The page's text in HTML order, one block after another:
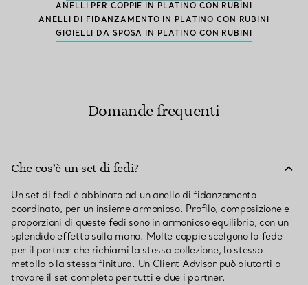
ANELLI PER COPPIE IN PLATINO CON RUBINI
ANELLI DI FIDANZAMENTO IN PLATINO CON RUBINI
GIOIELLI DA SPOSA IN PLATINO CON RUBINI
Domande frequenti
Che cos’è un set di fedi?
Un set di fedi è abbinato ad un anello di fidanzamento
coordinato, per un insieme armonioso. Profilo, composizione e
proporzioni di queste fedi sono in armonioso equilibrio, con un
splendido effetto sulla mano. Molte coppie scelgono la fede
per il partner che richiami la stessa collezione, lo stesso
metallo o la stessa finitura. Un Client Advisor può aiutarti a
trovare il set completo per tutti e due i partner.